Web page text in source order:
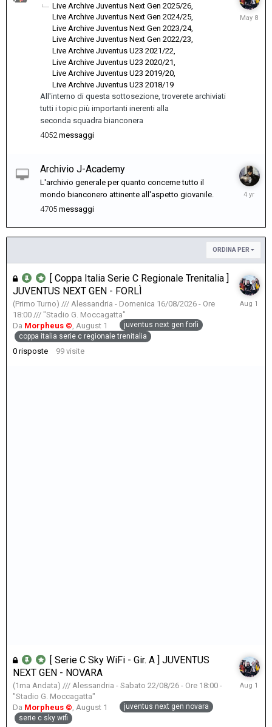
Live Archive Juventus Next Gen 2025/26
Live Archive Juventus Next Gen 2024/25
Live Archive Juventus Next Gen 2023/24
Live Archive Juventus Next Gen 2022/23
Live Archive Juventus U23 2021/22
Live Archive Juventus U23 2020/21
Live Archive Juventus U23 2019/20
Live Archive Juventus U23 2018/19
All'interno di questa sottosezione, troverete archiviati
tutti i topic più importanti inerenti alla
seconda squadra bianconera
4052 messaggi
May
Archivio J-Academy
L'archivio generale per quanto concerne tutto il
mondo bianconero attinente all'aspetto giovanile.
4705 messaggi
May
ORDINA PER
[ Coppa Italia Serie C Regionale Trenitalia ]
JUVENTUS NEXT GEN - FORLÌ
(Primo Turno) /// Alessandria - Domenica 16/08/2026 - Ore
18:00 /// "Stadio G. Moccagatta"
Da Morpheus © August 1
juventus next gen forlì
coppa italia serie c regionale trenitalia
0 risposte 99 visite
August
[ Serie C Sky WiFi - Gir. A ] JUVENTUS
NEXT GEN - NOVARA
(1ma Andata) /// Alessandria - Sabato 22/08/26 - Ore 18:00 -
"Stadio G. Moccagatta"
Da Morpheus © August 1
juventus next gen novara
serie c sky wifi
August